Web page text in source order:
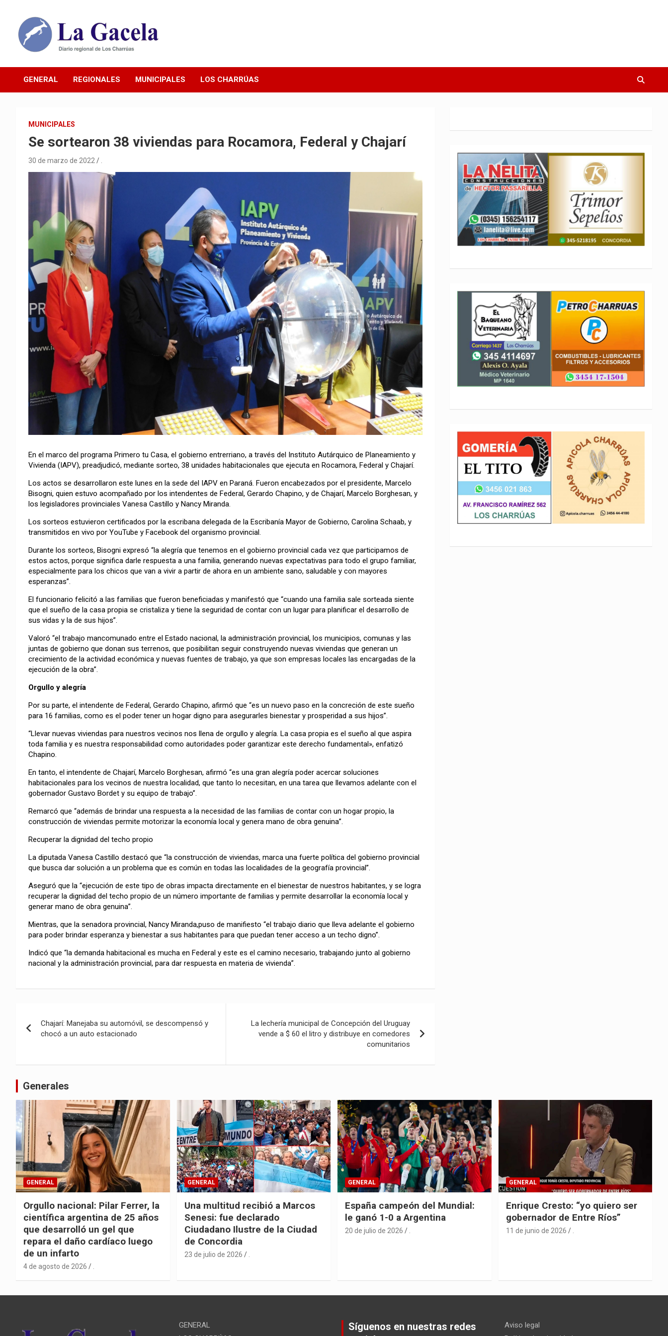
contenido
Diario La Gacela
GENERAL REGIONALES MUNICIPALES LOS CHARRÚAS
MUNICIPALES
Se sortearon 38 viviendas para Rocamora, Federal y Chajarí
30 de marzo de 2022
En el marco del programa Primero tu Casa, el gobierno entrerriano, a través del Instituto Autárquico de Planeamiento y
Vivienda (IAPV), preadjudicó, mediante sorteo, 38 unidades habitacionales que ejecuta en Rocamora, Federal y Chajarí.
Los actos se desarrollaron este lunes en la sede del IAPV en Paraná. Fueron encabezados por el presidente, Marcelo
Bisogni, quien estuvo acompañado por los intendentes de Federal, Gerardo Chapino, y de Chajarí, Marcelo Borghesan, y
los legisladores provinciales Vanesa Castillo y Nancy Miranda.
Los sorteos estuvieron certificados por la escribana delegada de la Escribanía Mayor de Gobierno, Carolina Schaab, y
transmitidos en vivo por YouTube y Facebook del organismo provincial.
Durante los sorteos, Bisogni expresó “la alegría que tenemos en el gobierno provincial cada vez que participamos de
estos actos, porque significa darle respuesta a una familia, generando nuevas expectativas para todo el grupo familiar,
especialmente para los chicos que van a vivir a partir de ahora en un ambiente sano, saludable y con mayores
esperanzas”.
El funcionario felicitó a las familias que fueron beneficiadas y manifestó que “cuando una familia sale sorteada siente
que el sueño de la casa propia se cristaliza y tiene la seguridad de contar con un lugar para planificar el desarrollo de
sus vidas y la de sus hijos”.
Valoró “el trabajo mancomunado entre el Estado nacional, la administración provincial, los municipios, comunas y las
juntas de gobierno que donan sus terrenos, que posibilitan seguir construyendo nuevas viviendas que generan un
crecimiento de la actividad económica y nuevas fuentes de trabajo, ya que son empresas locales las encargadas de la
ejecución de la obra”.
Orgullo y alegría
Por su parte, el intendente de Federal, Gerardo Chapino, afirmó que “es un nuevo paso en la concreción de este sueño
para 16 familias, como es el poder tener un hogar digno para asegurarles bienestar y prosperidad a sus hijos”.
“Llevar nuevas viviendas para nuestros vecinos nos llena de orgullo y alegría. La casa propia es el sueño al que aspira
toda familia y es nuestra responsabilidad como autoridades poder garantizar este derecho fundamental», enfatizó
Chapino.
En tanto, el intendente de Chajarí, Marcelo Borghesan, afirmó “es una gran alegría poder acercar soluciones
habitacionales para los vecinos de nuestra localidad, que tanto lo necesitan, en una tarea que llevamos adelante con el
gobernador Gustavo Bordet y su equipo de trabajo”.
Remarcó que “además de brindar una respuesta a la necesidad de las familias de contar con un hogar propio, la
construcción de viviendas permite motorizar la economía local y genera mano de obra genuina”.
Recuperar la dignidad del techo propio
La diputada Vanesa Castillo destacó que “la construcción de viviendas, marca una fuerte política del gobierno provincial
que busca dar solución a un problema que es común en todas las localidades de la geografía provincial”.
Aseguró que la “ejecución de este tipo de obras impacta directamente en el bienestar de nuestros habitantes, y se logra
recuperar la dignidad del techo propio de un número importante de familias y permite desarrollar la economía local y
generar mano de obra genuina”.
Mientras, que la senadora provincial, Nancy Miranda,puso de manifiesto “el trabajo diario que lleva adelante el gobierno
para poder brindar esperanza y bienestar a sus habitantes para que puedan tener acceso a un techo digno”.
Indicó que “la demanda habitacional es mucha en Federal y este es el camino necesario, trabajando junto al gobierno
nacional y la administración provincial, para dar respuesta en materia de vivienda”.
de
Chajarí: Manejaba su automóvil, se descompensó y
chocó a un auto estacionado
La lechería municipal de Concepción del Uruguay
vende a $ 60 el litro y distribuye en comedores
comunitarios
Generales
GENERAL
Orgullo nacional: Pilar Ferrer, la
científica argentina de 25 años
que desarrolló un gel que
repara el daño cardíaco luego
de un infarto
4 de agosto de 2026
GENERAL
Una multitud recibió a Marcos
Senesi: fue declarado
Ciudadano Ilustre de la Ciudad
de Concordia
23 de julio de 2026
GENERAL
España campeón del Mundial:
le ganó 1-0 a Argentina
20 de julio de 2026
GENERAL
Enrique Cresto: “yo quiero ser
gobernador de Entre Ríos”
11 de junio de 2026
GENERAL
Síguenos en nuestras redes
Aviso legal